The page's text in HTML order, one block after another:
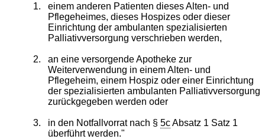
1.
einem anderen Patienten dieses Alten- und
Pflegeheimes, dieses Hospizes oder dieser
Einrichtung der ambulanten spezialisierten
Palliativversorgung verschrieben werden,
2.
an eine versorgende Apotheke zur
Weiterverwendung in einem Alten- und
Pflegeheim, einem Hospiz oder einer Einrichtung
der spezialisierten ambulanten Palliativversorgung
zurückgegeben werden oder
3. in den Notfallvorrat nach §5cAbsatz 1 Satz 1
überführt werden."